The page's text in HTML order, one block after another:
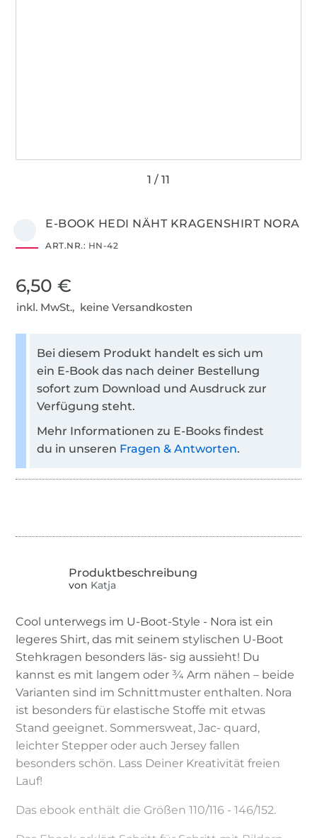
E-BOOK HEDI NÄHT KRAGENSHIRT NORA
ART.NR.: HN-42
6,50 €
inkl. MwSt., keine Versandkosten
Bei diesem Produkt handelt es sich um
ein E-Book das nach deiner Bestellung
sofort zum Download und Ausdruck zur
Verfügung steht.
Mehr Informationen zu E-Books findest
du in unseren Fragen & Antworten.
von Katja
Cool unterwegs im U-Boot-Style - Nora ist ein
legeres Shirt, das mit seinem stylischen U-Boot
Stehkragen besonders läs- sig aussieht! Du
kannst es mit langem oder 3⁄4 Arm nähen – beide
Varianten sind im Schnittmuster enthalten. Nora
ist besonders für elastische Stoffe mit etwas
Stand geeignet. Sommersweat, Jac- quard,
leichter Stepper oder auch Jersey fallen
besonders schön. Lass Deiner Kreativität freien
Lauf!
Das ebook enthält die Größen 110/116 - 146/152.